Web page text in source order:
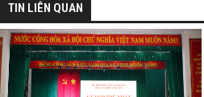
TIN LIÊN QUAN